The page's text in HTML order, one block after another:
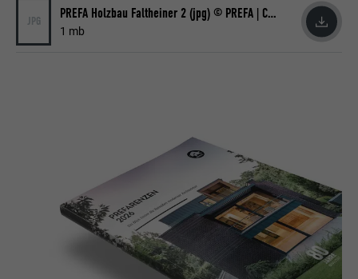
JPG PREFA Holzbau Faltheiner 2 (jpg) © PREFA | Croce & Wir
1 mb